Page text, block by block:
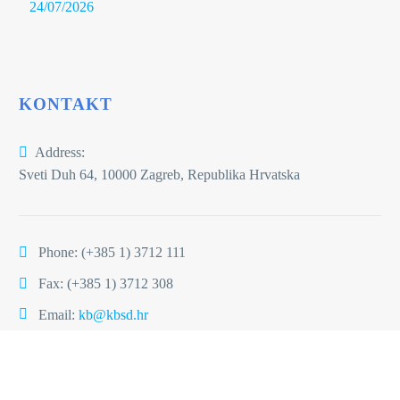
demonstracija ultrazvučnog pregleda
ehografiju (ABSolu A/B/S/UBM
patoloških stanja oka i orbite /
Kuzmanović Elabjer, Biljana; Bušić,
Mladen; Bosnar, Damir (ur.). Osijek –
24/07/2026
KONTAKT
Address:
Sveti Duh 64, 10000 Zagreb, Republika Hrvatska
Phone: (+385 1) 3712 111
Fax: (+385 1) 3712 308
Email: kb@kbsd.hr